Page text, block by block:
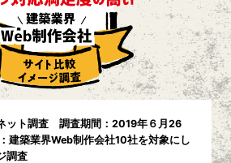
ット調査 調査期間：2019年６月26
建築業界Web制作会社10社を対象にし
調査